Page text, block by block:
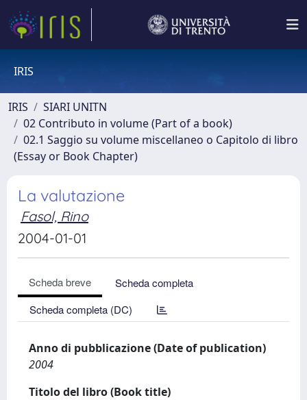
IRIS
IRIS
SIARI UNITN
02 Contributo in volume (Part of a book)
02.1 Saggio su volume miscellaneo o Capitolo di libro
(Essay or Book Chapter)
La valutazione
Fasol, Rino
2004-01-01
Scheda breve
Scheda completa
Scheda completa (DC)
Anno di pubblicazione (Date of publication)
2004
Titolo del libro (Book title)